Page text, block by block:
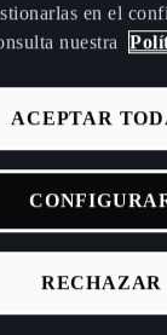
y talleres CUPRA
Approved
en stock
nuevos CUPRA
en el
nuestra
RECHAZAR
ACEPTAR